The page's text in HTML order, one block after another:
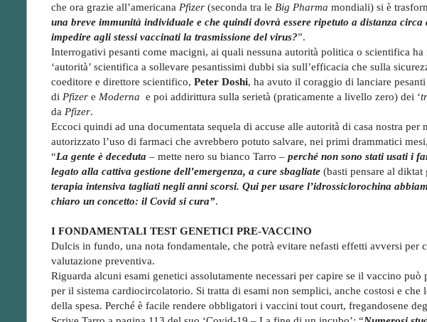
che ora grazie all’americana Pfizer (seconda tra le Big Pharma mondiali) si è
una breve immunità individuale e che quindi dovrà essere ripetuto a distanza
impedire agli stessi vaccinati la trasmissione del virus?”.
Interrogativi pesanti come macigni, ai quali nessuna autorità politica o scientifica
‘autorità’ scientifica a sollevare pesantissimi dubbi sia sull’efficacia che sulla
coeditore e direttore scientifico, Peter Doshi, ha avuto il coraggio di lanciare
di Pfizer e Moderna e poi addirittura sulla serietà (praticamente a livello zero) dei ‘
da Pfizer.
Eccoci quindi ad una documentata sequela di accuse alle autorità di casa nostra
autorizzato l’uso di farmaci che avrebbero potuto salvare, nei primi drammatici
“La gente è deceduta – mette nero su bianco Tarro – perché non sono stati usati i
legato alla cattiva gestione dell’emergenza, a cure sbagliate (basti pensare al diktat
terapia intensiva tagliati negli anni scorsi. Qui per usare l’idrossiclorochina
chiaro un concetto: il Covid si cura”.
I FONDAMENTALI TEST GENETICI PRE-VACCINO
Dulcis in fundo, una nota fondamentale, che potrà evitare nefasti effetti avversi per
valutazione preventiva.
Riguarda alcuni esami genetici assolutamente necessari per capire se il vaccino
per il sistema cardiocircolatorio. Si tratta di esami non semplici, anche costosi e che
della spesa. Perché è facile rendere obbligatori i vaccini tout court, fregandosene